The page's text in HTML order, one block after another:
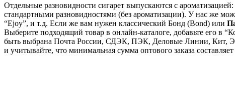
Отдельные разновидности сигарет выпускаются с
стандартными разновидностями (без ароматизации). У нас же
“Ejoy”, и т.д. Если же вам нужен классический Бонд (Bond) или
Выберите подходящий товар в онлайн-каталоге, добавьте его в
быть выбрана Почта России, СДЭК, ПЭК, Деловые Линии, Кит,
и учитывайте, что минимальная сумма оптового заказа